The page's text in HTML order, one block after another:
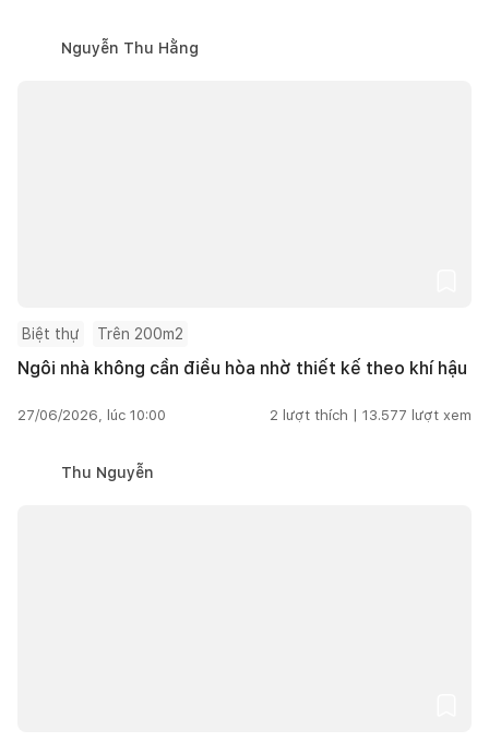
Nguyễn Thu Hằng
Biệt thự Trên 200m2
Ngôi nhà không cần điều hòa nhờ thiết kế theo khí hậu
27/06/2026, lúc 10:00 2 lượt thích | 13.577 lượt xem
Thu Nguyễn